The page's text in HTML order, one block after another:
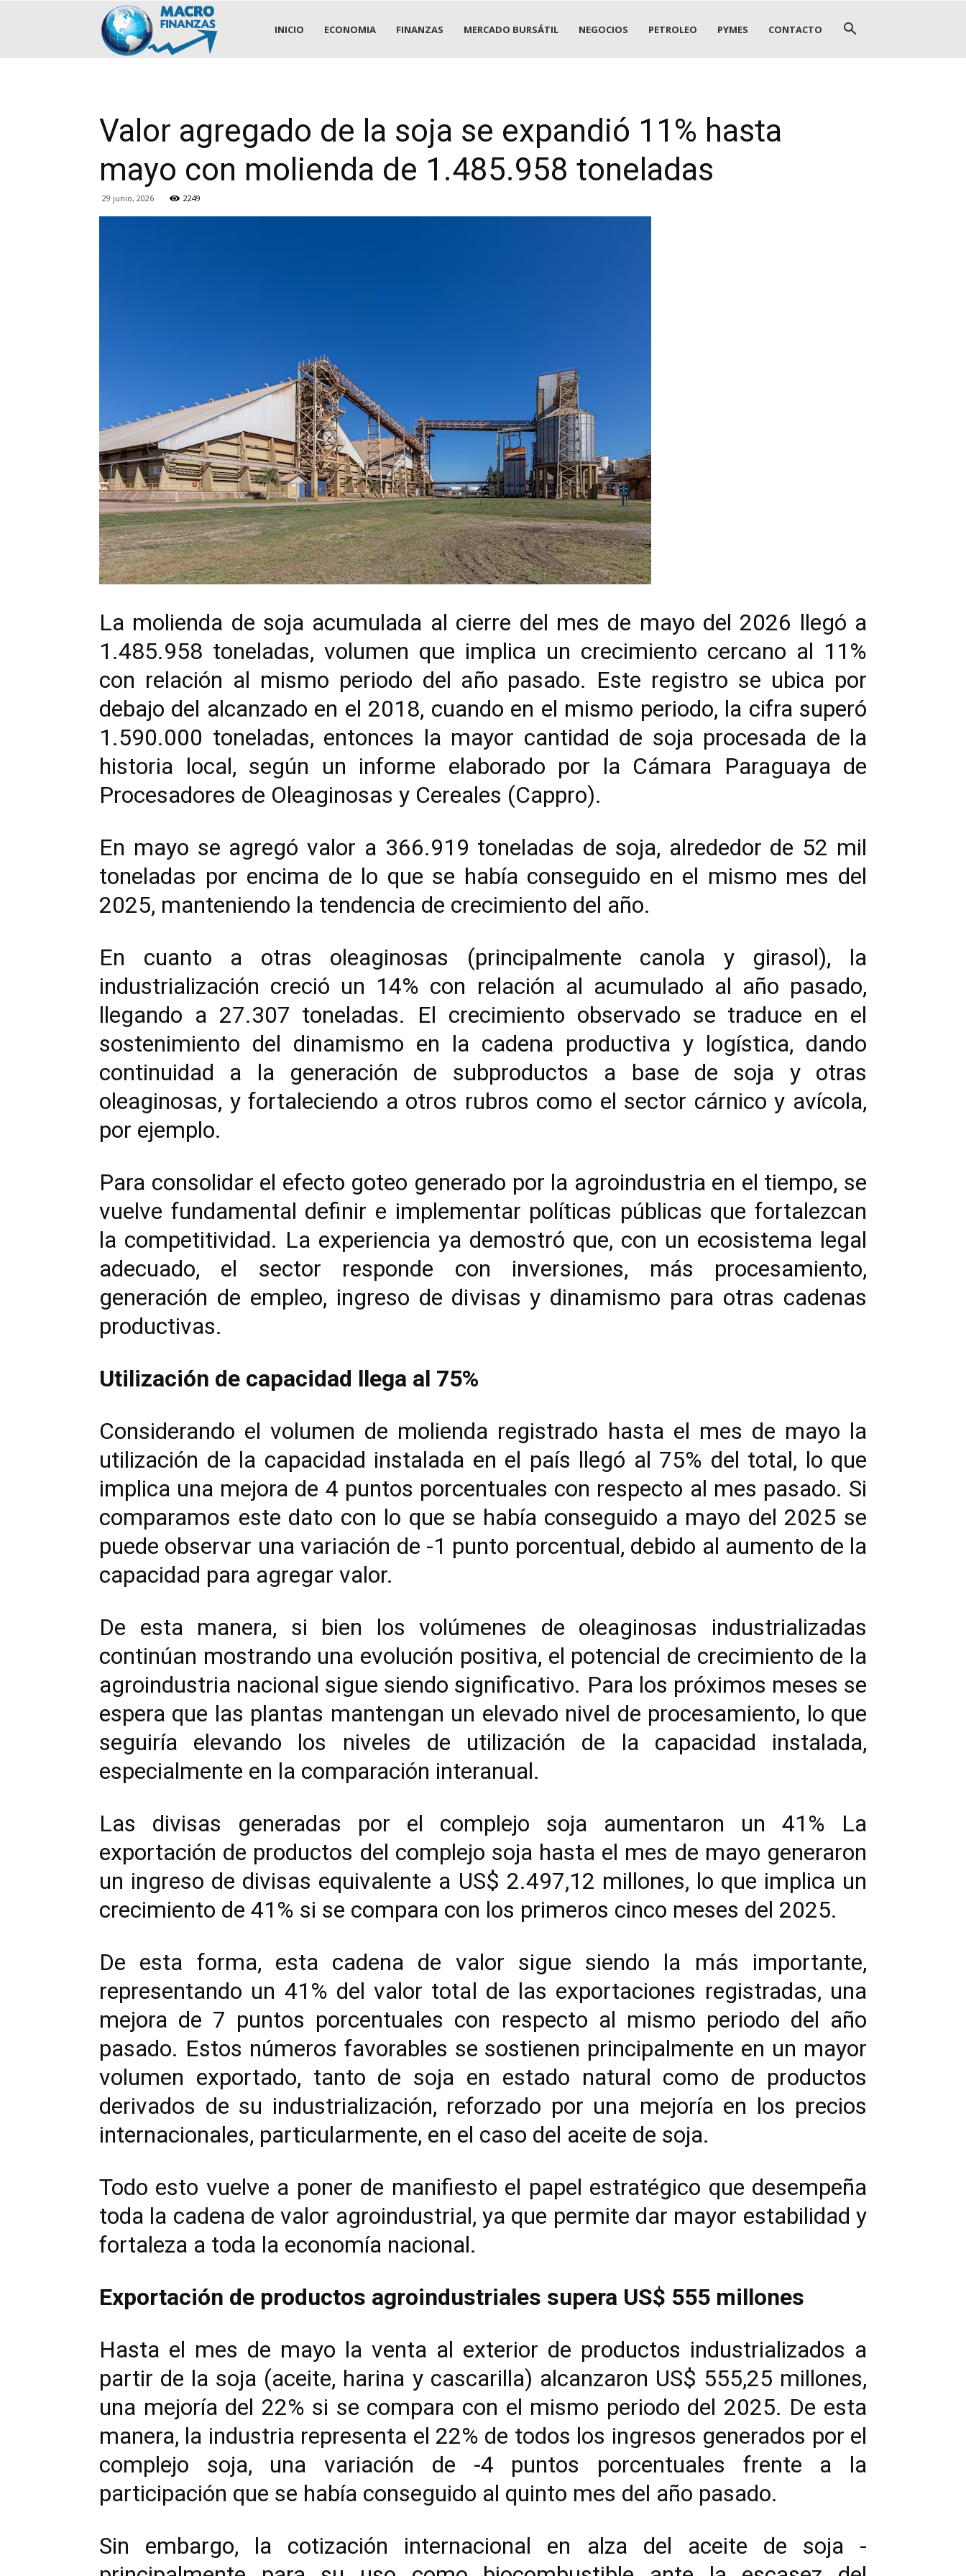
.::MACROFINANZAS::.
INICIO ECONOMIA FINANZAS MERCADO BURSÁTIL NEGOCIOS PETROLEO PYMES CONTACTO
Valor agregado de la soja se expandió 11% hasta
mayo con molienda de 1.485.958 toneladas
29 junio, 2026 2249
La molienda de soja acumulada al cierre del mes de mayo del 2026 llegó a
1.485.958 toneladas, volumen que implica un crecimiento cercano al 11%
con relación al mismo periodo del año pasado. Este registro se ubica por
debajo del alcanzado en el 2018, cuando en el mismo periodo, la cifra superó
1.590.000 toneladas, entonces la mayor cantidad de soja procesada de la
historia local, según un informe elaborado por la Cámara Paraguaya de
Procesadores de Oleaginosas y Cereales (Cappro).
En mayo se agregó valor a 366.919 toneladas de soja, alrededor de 52 mil
toneladas por encima de lo que se había conseguido en el mismo mes del
2025, manteniendo la tendencia de crecimiento del año.
En cuanto a otras oleaginosas (principalmente canola y girasol), la
industrialización creció un 14% con relación al acumulado al año pasado,
llegando a 27.307 toneladas. El crecimiento observado se traduce en el
sostenimiento del dinamismo en la cadena productiva y logística, dando
continuidad a la generación de subproductos a base de soja y otras
oleaginosas, y fortaleciendo a otros rubros como el sector cárnico y avícola,
por ejemplo.
Para consolidar el efecto goteo generado por la agroindustria en el tiempo, se
vuelve fundamental definir e implementar políticas públicas que fortalezcan
la competitividad. La experiencia ya demostró que, con un ecosistema legal
adecuado, el sector responde con inversiones, más procesamiento,
generación de empleo, ingreso de divisas y dinamismo para otras cadenas
productivas.
Utilización de capacidad llega al 75%
Considerando el volumen de molienda registrado hasta el mes de mayo la
utilización de la capacidad instalada en el país llegó al 75% del total, lo que
implica una mejora de 4 puntos porcentuales con respecto al mes pasado. Si
comparamos este dato con lo que se había conseguido a mayo del 2025 se
puede observar una variación de -1 punto porcentual, debido al aumento de la
capacidad para agregar valor.
De esta manera, si bien los volúmenes de oleaginosas industrializadas
continúan mostrando una evolución positiva, el potencial de crecimiento de la
agroindustria nacional sigue siendo significativo. Para los próximos meses se
espera que las plantas mantengan un elevado nivel de procesamiento, lo que
seguiría elevando los niveles de utilización de la capacidad instalada,
especialmente en la comparación interanual.
Las divisas generadas por el complejo soja aumentaron un 41% La
exportación de productos del complejo soja hasta el mes de mayo generaron
un ingreso de divisas equivalente a US$ 2.497,12 millones, lo que implica un
crecimiento de 41% si se compara con los primeros cinco meses del 2025.
De esta forma, esta cadena de valor sigue siendo la más importante,
representando un 41% del valor total de las exportaciones registradas, una
mejora de 7 puntos porcentuales con respecto al mismo periodo del año
pasado. Estos números favorables se sostienen principalmente en un mayor
volumen exportado, tanto de soja en estado natural como de productos
derivados de su industrialización, reforzado por una mejoría en los precios
internacionales, particularmente, en el caso del aceite de soja.
Todo esto vuelve a poner de manifiesto el papel estratégico que desempeña
toda la cadena de valor agroindustrial, ya que permite dar mayor estabilidad y
fortaleza a toda la economía nacional.
Exportación de productos agroindustriales supera US$ 555 millones
Hasta el mes de mayo la venta al exterior de productos industrializados a
partir de la soja (aceite, harina y cascarilla) alcanzaron US$ 555,25 millones,
una mejoría del 22% si se compara con el mismo periodo del 2025. De esta
manera, la industria representa el 22% de todos los ingresos generados por el
complejo soja, una variación de -4 puntos porcentuales frente a la
participación que se había conseguido al quinto mes del año pasado.
Sin embargo, la cotización internacional en alza del aceite de soja -